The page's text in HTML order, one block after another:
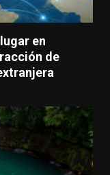
en
de